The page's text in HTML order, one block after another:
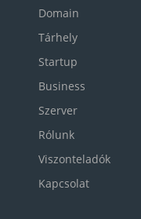
Domain
Tárhely
Startup
Business
Szerver
Rólunk
Viszonteladók
Kapcsolat